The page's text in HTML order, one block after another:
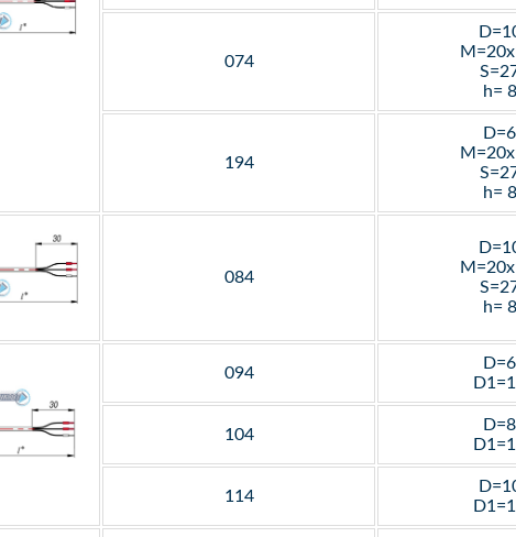
074
h=
194
h=
084
h=
094
104
114